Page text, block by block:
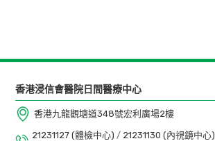
香港浸信會醫院日間醫療中心
香港九龍觀塘道348號宏利廣場2樓
21231127 (體檢中心) / 21231130 (內視鏡中心)